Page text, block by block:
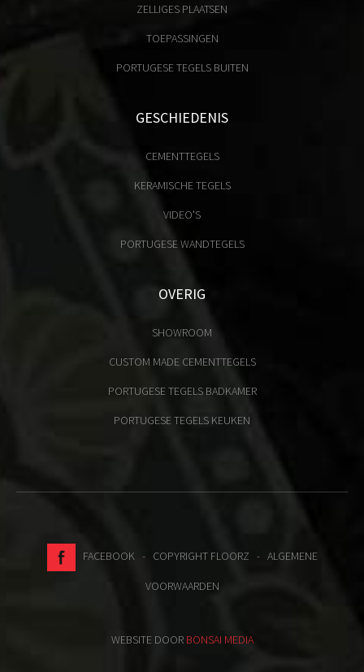
ZELLIGES PLAATSEN
TOEPASSINGEN
PORTUGESE TEGELS BUITEN
GESCHIEDENIS
CEMENTTEGELS
KERAMISCHE TEGELS
VIDEO'S
PORTUGESE WANDTEGELS
OVERIG
SHOWROOM
CUSTOM MADE CEMENTTEGELS
PORTUGESE TEGELS BADKAMER
PORTUGESE TEGELS KEUKEN
FACEBOOK- COPYRIGHT FLOORZ - ALGEMENE
VOORWAARDEN
WEBSITE DOOR BONSAI MEDIA